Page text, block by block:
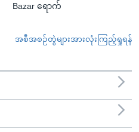
Bazar ရောက်
အစီအစဉ်တွဲများအားလုံးကြည့်ရှုရန်